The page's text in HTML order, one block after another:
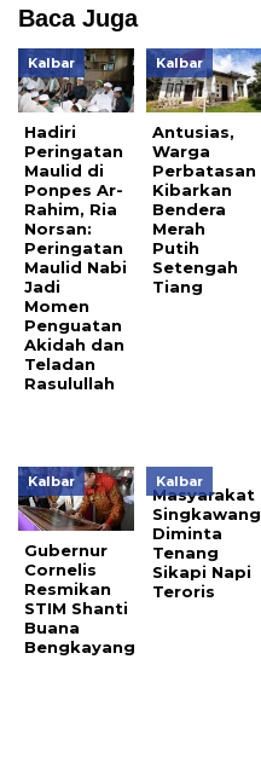
baru)
Facebook(Membuka
di
jendela
yang
baru)
Baca Juga
Kalbar
Hadiri
Peringatan
Maulid di
Ponpes Ar-
Rahim, Ria
Norsan:
Peringatan
Maulid Nabi
Jadi
Momen
Penguatan
Akidah dan
Teladan
Rasulullah
Kalbar
Antusias,
Warga
Perbatasan
Kibarkan
Bendera
Merah
Putih
Setengah
Tiang
Kalbar
Gubernur
Cornelis
Resmikan
STIM Shanti
Buana
Bengkayang
Kalbar
Masyarakat
Singkawang
Diminta
Tenang
Sikapi Napi
Teroris